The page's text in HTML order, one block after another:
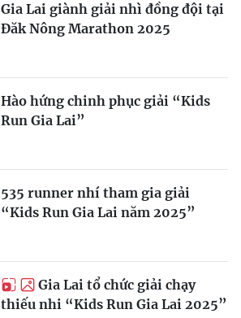
Gia Lai giành giải nhì đồng đội tại
Đăk Nông Marathon 2025
Hào hứng chinh phục giải “Kids
Run Gia Lai”
535 runner nhí tham gia giải
“Kids Run Gia Lai năm 2025”
Gia Lai tổ chức giải chạy
thiếu nhi “Kids Run Gia Lai 2025”